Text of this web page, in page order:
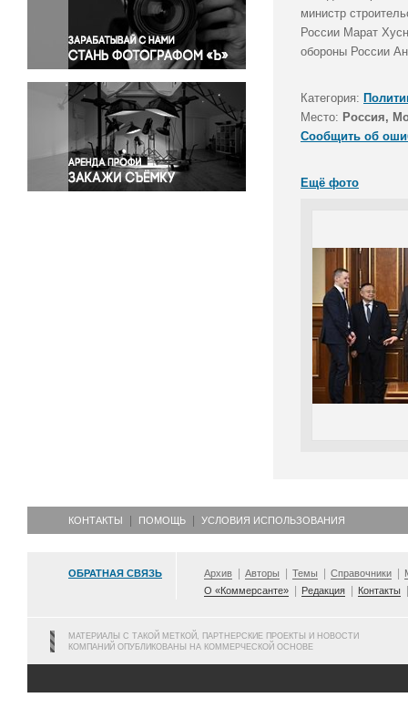
Правосудие
Происшествия и конфликты
Религия
Светская жизнь
Спорт
Экология
Экономика и бизнес
министр
России Марат
обороны России
Категория:
Место: Россия,
Сообщить об
Ещё фото
КОНТАКТЫ ПОМОЩЬ УСЛОВИЯ ИСПОЛЬЗОВАНИЯ
ОБРАТНАЯ СВЯЗЬ Архив Авторы Темы Справочники
О «Коммерсанте»
Редакция Контакты
МАТЕРИАЛЫ С ТАКОЙ МЕТКОЙ, ПАРТНЕРСКИЕ ПРОЕКТЫ И НОВОСТИ
КОМПАНИЙ ОПУБЛИКОВАНЫ НА КОММЕРЧЕСКОЙ ОСНОВЕ